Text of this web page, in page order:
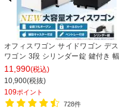
オフィスワゴン サイドワゴン デス
ワゴン 3段 シリンダー錠 鍵付き 幅
390×奥行510×高さ600mm【ホワ
ト・ブラック】
11,990(税込)
10,900(税抜)
109ポイント
728件